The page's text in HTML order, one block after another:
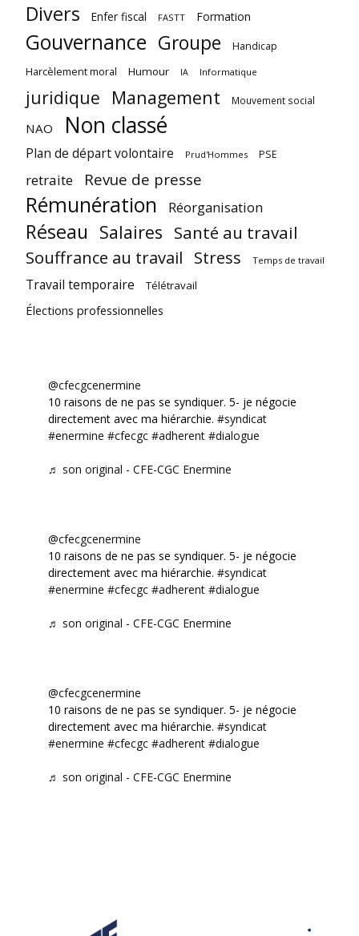
Divers Enfer fiscal FASTT Formation
Gouvernance Groupe Handicap
Harcèlement moral Humour IA Informatique
juridique Management Mouvement social
NAO Non classé
Plan de départ volontaire Prud'Hommes PSE
retraite Revue de presse
Rémunération Réorganisation
Réseau Salaires Santé au travail
Souffrance au travail Stress Temps de travail
Travail temporaire Télétravail
Élections professionnelles
@cfecgcenermine
10 raisons de ne pas se syndiquer. 5- je négocie
directement avec ma hiérarchie. #syndicat
#enermine #cfecgc #adherent #dialogue
♬ son original - CFE-CGC Enermine
@cfecgcenermine
10 raisons de ne pas se syndiquer. 5- je négocie
directement avec ma hiérarchie. #syndicat
#enermine #cfecgc #adherent #dialogue
♬ son original - CFE-CGC Enermine
@cfecgcenermine
10 raisons de ne pas se syndiquer. 5- je négocie
directement avec ma hiérarchie. #syndicat
#enermine #cfecgc #adherent #dialogue
♬ son original - CFE-CGC Enermine